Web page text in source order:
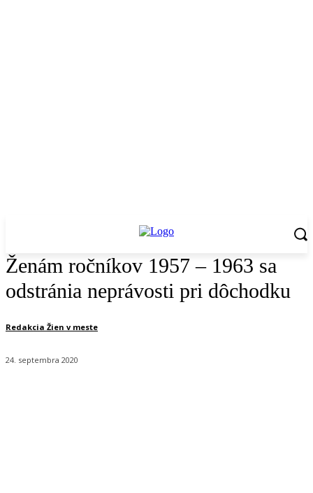
Ženám ročníkov 1957 – 1963 sa
odstránia neprávosti pri dôchodku
Redakcia Žien v meste
24. septembra 2020